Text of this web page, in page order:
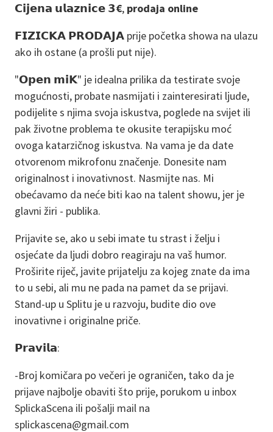
𝗖𝗶𝗷𝗲𝗻𝗮 𝘂𝗹𝗮𝘇𝗻𝗶𝗰𝗲 𝟯€, prodaja online
𝗙𝗜𝗭𝗜𝗖𝗞𝗔 𝗣𝗥𝗢𝗗𝗔𝗝𝗔 prije početka showa na ulazu
ako ih ostane (a prošli put nije).
"𝗢𝗽𝗲𝗻 𝗺𝗶𝗞" je idealna prilika da testirate svoje
mogućnosti, probate nasmijati i zainteresirati ljude,
podijelite s njima svoja iskustva, poglede na svijet ili
pak životne problema te okusite terapijsku moć
ovoga katarzičnog iskustva. Na vama je da date
otvorenom mikrofonu značenje. Donesite nam
originalnost i inovativnost. Nasmijte nas. Mi
obećavamo da neće biti kao na talent showu, jer je
glavni žiri - publika.
Prijavite se, ako u sebi imate tu strast i želju i
osjećate da ljudi dobro reagiraju na vaš humor.
Proširite riječ, javite prijatelju za kojeg znate da ima
to u sebi, ali mu ne pada na pamet da se prijavi.
Stand-up u Splitu je u razvoju, budite dio ove
inovativne i originalne priče.
𝗣𝗿𝗮𝘃𝗶𝗹𝗮:
-Broj komičara po večeri je ograničen, tako da je
prijave najbolje obaviti što prije, porukom u inbox
SplickaScena ili pošalji mail na
splickascena@gmail.com